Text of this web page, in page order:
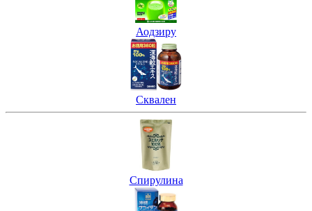
Аодзиру
Сквален
Спирулина